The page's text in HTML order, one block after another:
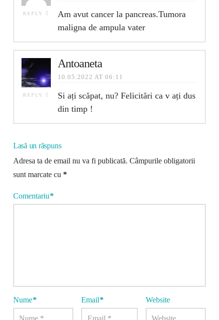
REPLY
Am avut cancer la pancreas.Tumora
maligna de ampula vater
REPLY
Antoaneta
10.05.2022 AT 06:11
Si ați scăpat, nu? Felicitări ca v ați dus
din timp !
Lasă un răspuns
Adresa ta de email nu va fi publicată. Câmpurile obligatorii
sunt marcate cu *
Comentariu*
Nume* Email* Website